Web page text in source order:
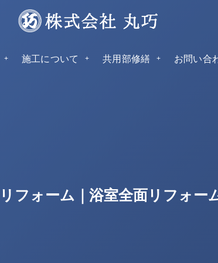
施工について 共用部修繕 お問い合
フォーム｜浴室全面リフォー